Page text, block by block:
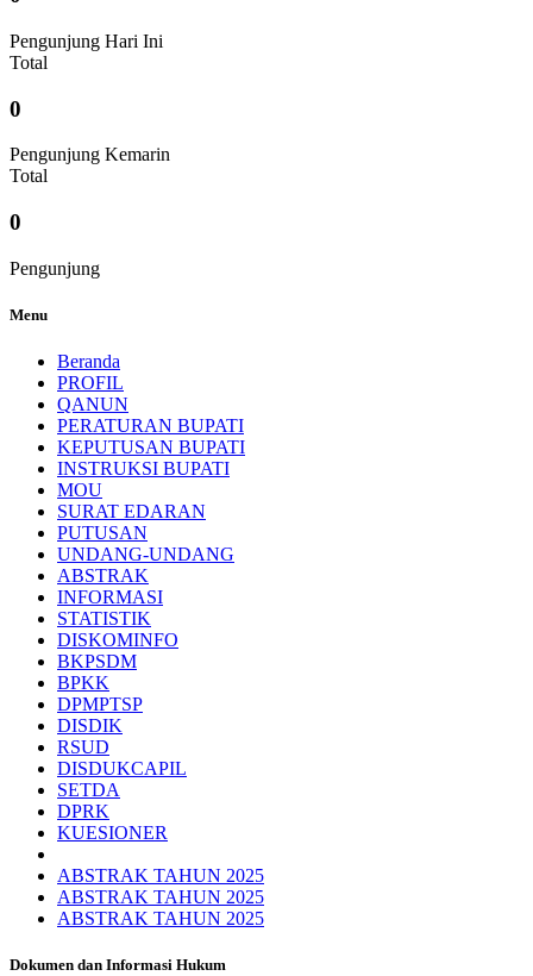
Pengunjung Hari Ini
Total
0
Pengunjung Kemarin
Total
0
Pengunjung
Menu
Beranda
PROFIL
QANUN
PERATURAN BUPATI
KEPUTUSAN BUPATI
INSTRUKSI BUPATI
MOU
SURAT EDARAN
PUTUSAN
UNDANG-UNDANG
ABSTRAK
INFORMASI
STATISTIK
DISKOMINFO
BKPSDM
BPKK
DPMPTSP
DISDIK
RSUD
DISDUKCAPIL
SETDA
DPRK
KUESIONER
ABSTRAK TAHUN 2025
ABSTRAK TAHUN 2025
ABSTRAK TAHUN 2025
Dokumen dan Informasi Hukum